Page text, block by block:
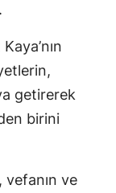
getirerek
birini
vefanın ve